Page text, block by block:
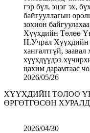
2026/05/26
ХҮҮХДИЙН ТӨЛӨӨ
ӨРГӨТГӨСӨН
2026/04/30